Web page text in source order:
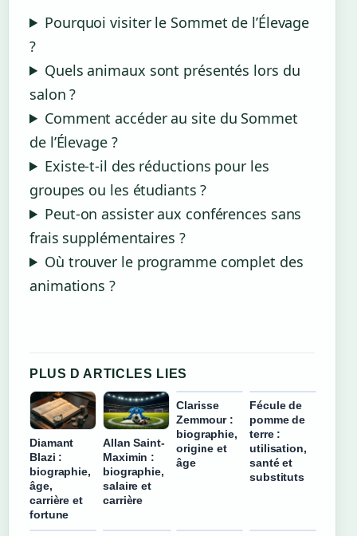
Pourquoi visiter le Sommet de l’Élevage
?
Quels animaux sont présentés lors du
salon ?
Comment accéder au site du Sommet
de l’Élevage ?
Existe-t-il des réductions pour les
groupes ou les étudiants ?
Peut-on assister aux conférences sans
frais supplémentaires ?
Où trouver le programme complet des
animations ?
PLUS D ARTICLES LIES
Diamant
Blazi :
biographie,
âge,
carrière et
fortune
Allan Saint-
Maximin :
biographie,
salaire et
carrière
Clarisse
Zemmour :
biographie,
origine et
âge
Fécule de
pomme de
terre :
utilisation,
santé et
substituts